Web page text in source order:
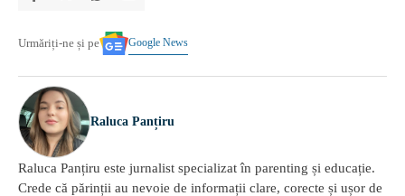
Urmăriți-ne și pe Google News
Raluca Panțiru
Raluca Panțiru este jurnalist specializat în parenting și educație.
Crede că părinții au nevoie de informații clare, corecte și ușor de